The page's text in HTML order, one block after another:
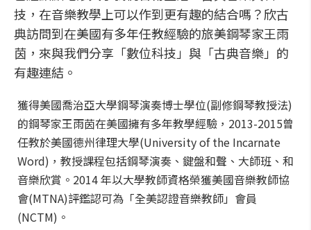
技，在音樂教學上可以作到更有趣的結合嗎？欣古
典訪問到在美國有多年任教經驗的旅美鋼琴家王雨
茵，來與我們分享「數位科技」與「古典音樂」的
有趣連結。
獲得美國喬治亞大學鋼琴演奏博士學位(副修鋼琴教授法)
的鋼琴家王雨茵在美國擁有多年教學經驗，2013-2015曾
任教於美國德州律理大學(University of the Incarnate
Word)，教授課程包括鋼琴演奏、鍵盤和聲、大師班、和
音樂欣賞。2014 年以大學教師資格榮獲美國音樂教師協
會(MTNA)評鑑認可為「全美認證音樂教師」會員
(NCTM)。